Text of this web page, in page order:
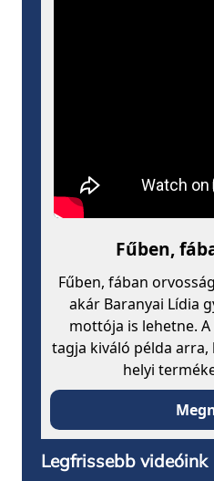
Fűben,
Fűben, fában
akár Baranyai Lídia
mottója is lehetne.
tagja kiváló példa
helyi
Legfrissebb videóink